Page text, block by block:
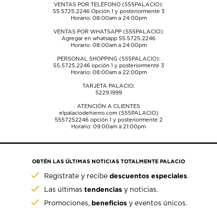
VENTAS POR TELÉFONO (555PALACIO):
55.5725.2246Opción 1 y posteriormente 3
Horario: 08:00am a 24:00pm
VENTAS POR WHATSAPP (555PALACIO):
Agregar en whatsapp 55.5725.2246
Horario: 08:00am a 24:00pm
PERSONAL SHOPPING (555PALACIO):
55.5725.2246opción 1 y posteriormente 3
Horario: 08:00am a 22:00pm
TARJETA PALACIO:
5229.1999
ATENCIÓN A CLIENTES
elpalaciodehierro.com (555PALACIO)
5557252246opción 1 y posteriormente 2
Horario: 09:00am a 21:00pm
OBTÉN LAS ÚLTIMAS NOTICIAS TOTALMENTE PALACIO
Regístrate y recibedescuentos especiales.
Las últimastendencias y noticias.
Promociones, beneficios y eventos únicos.